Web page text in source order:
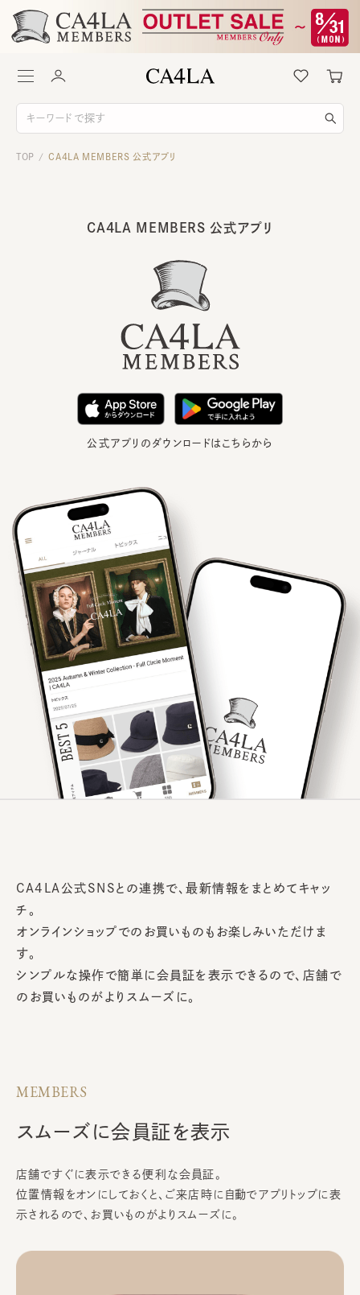
TOP / CA4LA MEMBERS 公式アプリ
CA4LA MEMBERS 公式アプリ
公式アプリのダウンロードはこちらから
CA4LA公式SNSとの連携で、最新情報をまとめてキャッ
チ。
オンラインショップでのお買いものもお楽しみいただけま
す。
シンプルな操作で簡単に会員証を表示できるので、店舗で
のお買いものがよりスムーズに。
MEMBERS
スムーズに会員証を表示
店舗ですぐに表示できる便利な会員証。
位置情報をオンにしておくと、 ご来店時に自動でアプリトップに表
示されるので、 お買いものがよりスムーズに。